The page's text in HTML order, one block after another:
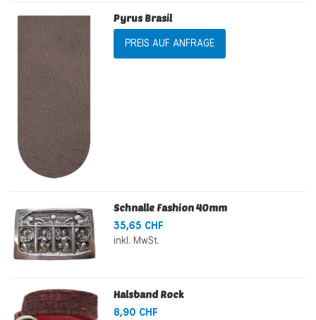
Pyrus Brasil
PREIS AUF ANFRAGE
Schnalle Fashion 40mm
35,65 CHF
inkl. MwSt.
Halsband Rock
8,90 CHF